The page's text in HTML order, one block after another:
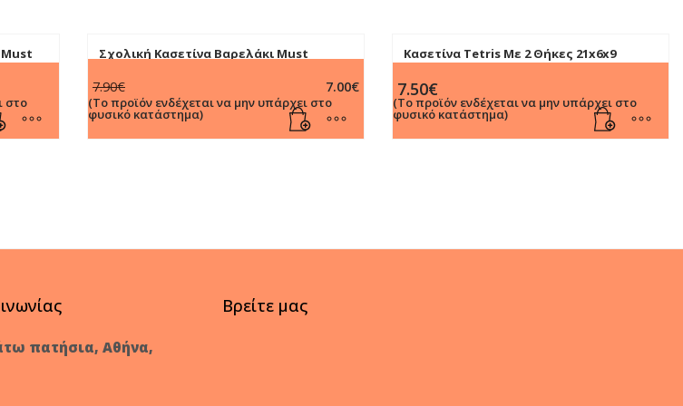
στο
Σχολική Κασετίνα Βαρελάκι Must
(585103)
7.90€
price
was:
7.90€.
7.00€
τρέχουσα
τιμή
είναι:
(Το προϊόν ενδέχεται να μην υπάρχει στο
φυσικό κατάστημα)
Κασετίνα Tetris Με 2 Θήκες 21x6x9
7.50€
(Το προϊόν ενδέχεται να μην υπάρχει στο
φυσικό κατάστημα)
πατήσια, Αθήνα,
Βρείτε μας